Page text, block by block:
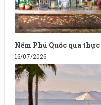
Nếm Phú Quốc qua
16/07/2026